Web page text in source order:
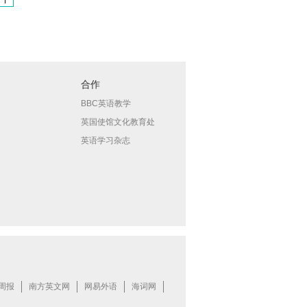
合作
BBC英语教学
英国使馆文化教育处
英语学习杂志